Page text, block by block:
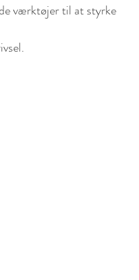
værktøjer til at styrke